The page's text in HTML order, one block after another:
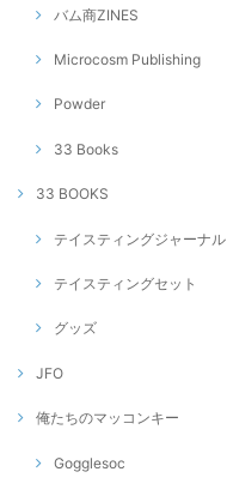
バム商ZINES
Microcosm Publishing
Powder
33 Books
33 BOOKS
テイスティングジャーナル
テイスティングセット
グッズ
JFO
俺たちのマッコンキー
Gogglesoc